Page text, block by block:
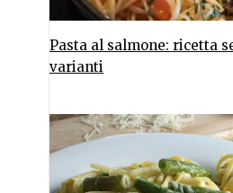
Pasta al salmone: ricetta
varianti